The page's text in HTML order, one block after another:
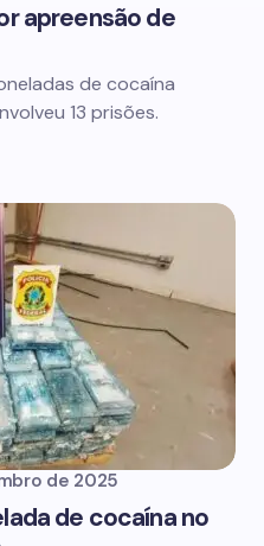
apreensão de
de cocaína
13 prisões.
de 2025
de cocaína no